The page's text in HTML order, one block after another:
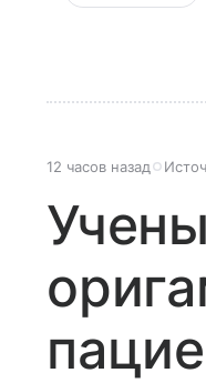
12 часов назад